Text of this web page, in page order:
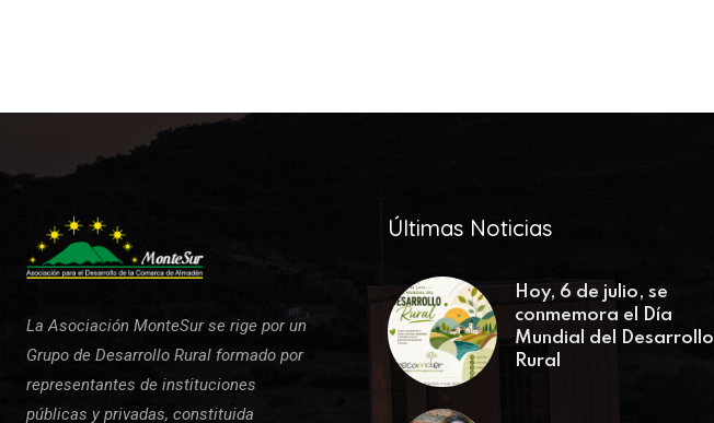
La Asociación MonteSur se rige por un
Grupo de Desarrollo Rural formado por
representantes de instituciones
públicas y privadas, constituida
Últimas Noticias
Hoy, 6 de julio, se
conmemora el Día
Mundial del Desarrollo
Rural